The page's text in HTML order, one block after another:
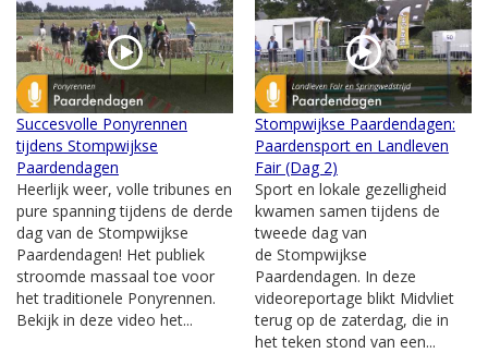
Succesvolle Ponyrennen
tijdens Stompwijkse
Paardendagen
Heerlijk weer, volle tribunes en
pure spanning tijdens de derde
dag van de Stompwijkse
Paardendagen! Het publiek
stroomde massaal toe voor
het traditionele Ponyrennen.
Bekijk in deze video het...
Stompwijkse Paardendagen:
Paardensport en Landleven
Fair (Dag 2)
Sport en lokale gezelligheid
kwamen samen tijdens de
tweede dag van
de Stompwijkse
Paardendagen. In deze
videoreportage blikt Midvliet
terug op de zaterdag, die in
het teken stond van een...